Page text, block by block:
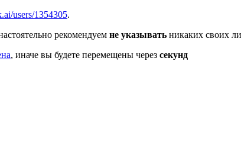
users/1354305.
рекомендуем не указывать никаких своих
, иначе вы будете перемещены через секунд